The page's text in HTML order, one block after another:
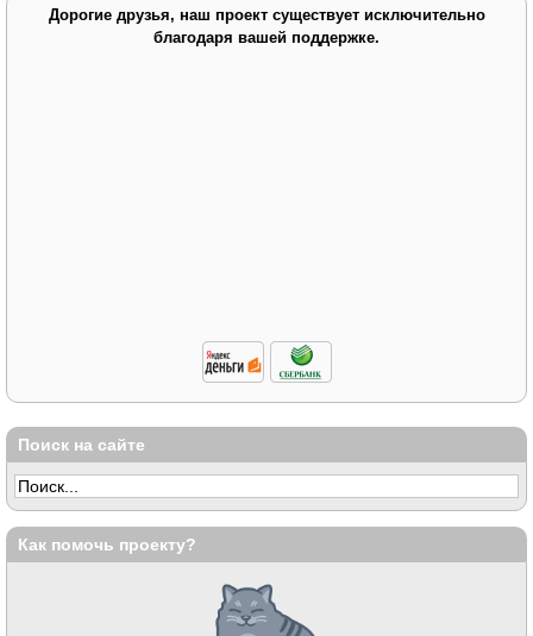
Дорогие друзья, наш проект существует исключительно
благодаря вашей поддержке.
Поиск на сайте
Как помочь проекту?